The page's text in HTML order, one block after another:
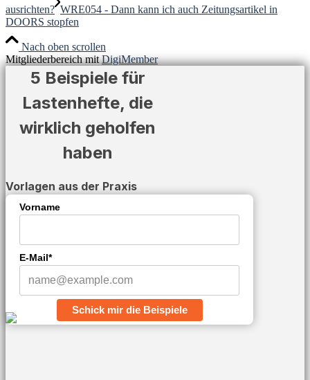
ausrichten? WRE054 - Dann kann ich auch Zeitungsartikel in
DOORS stopfen
Nach oben scrollen
Mitgliederbereich mitDigiMember
5 Beispiele für
Lastenhefte, die
wirklich geholfen
haben
Vorlagen aus der Praxis
Vorname
E-Mail*
Schick mir die Beispiele